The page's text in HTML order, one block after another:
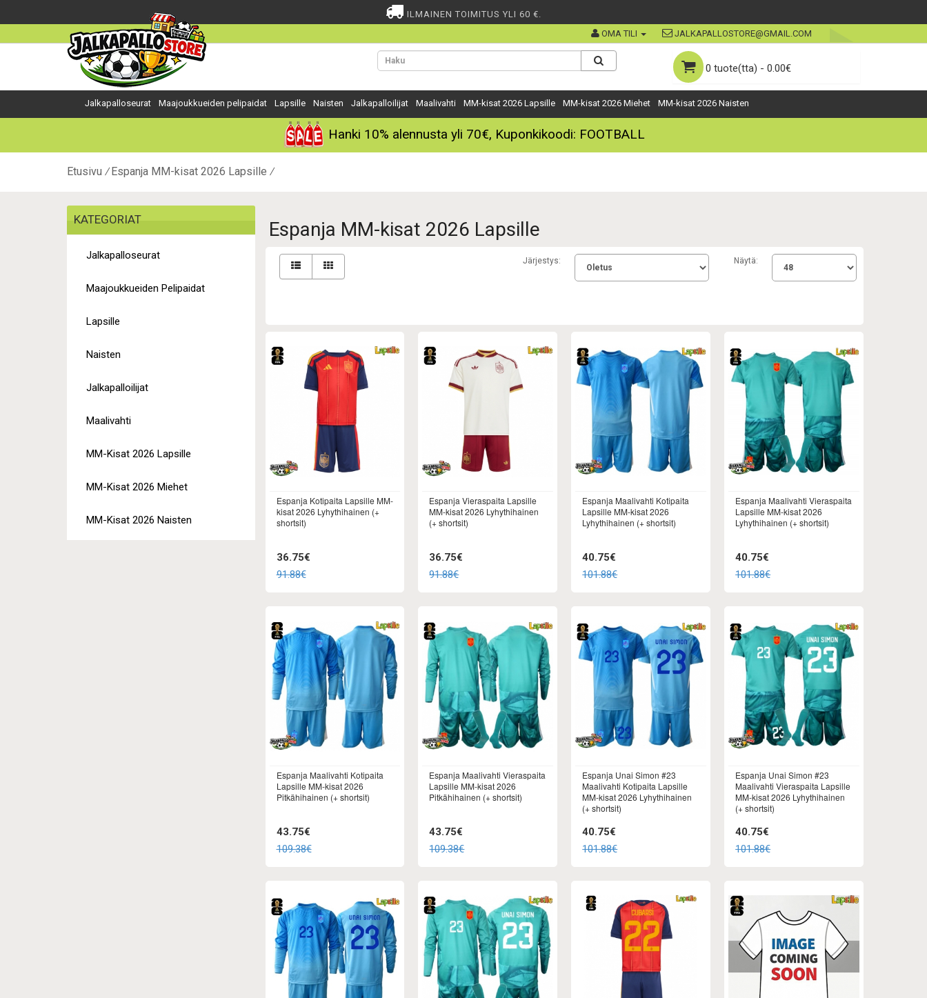
ILMAINEN TOIMITUS YLI 60 €.
OMA TILI
JALKAPALLOSTORE@GMAIL.COM
0 tuote(tta) - 0.00€
Jalkapalloseurat Maajoukkueiden pelipaidat Lapsille Naisten Jalkapalloilijat Maalivahti MM-kisat 2026 Lapsille MM-kisat 2026 Miehet MM-kisat 2026 Naisten
Hanki 10% alennusta yli 70€, Kuponkikoodi: FOOTBALL
Etusivu Espanja MM-kisat 2026 Lapsille
KATEGORIAT
Jalkapalloseurat
Maajoukkueiden Pelipaidat
Lapsille
Naisten
Jalkapalloilijat
Maalivahti
MM-Kisat 2026 Lapsille
MM-Kisat 2026 Miehet
MM-Kisat 2026 Naisten
Espanja MM-kisat 2026 Lapsille
Järjestys: Näytä:
Espanja Kotipaita Lapsille MM-
kisat 2026 Lyhythihainen (+
shortsit)
36.75€
91.88€
Espanja Vieraspaita Lapsille
MM-kisat 2026 Lyhythihainen
(+ shortsit)
36.75€
91.88€
Espanja Maalivahti Kotipaita
Lapsille MM-kisat 2026
Lyhythihainen (+ shortsit)
40.75€
101.88€
Espanja Maalivahti Vieraspaita
Lapsille MM-kisat 2026
Lyhythihainen (+ shortsit)
40.75€
101.88€
Espanja Maalivahti Kotipaita
Lapsille MM-kisat 2026
Pitkähihainen (+ shortsit)
43.75€
109.38€
Espanja Maalivahti Vieraspaita
Lapsille MM-kisat 2026
Pitkähihainen (+ shortsit)
43.75€
109.38€
Espanja Unai Simon #23
Maalivahti Kotipaita Lapsille
MM-kisat 2026 Lyhythihainen
(+ shortsit)
40.75€
101.88€
Espanja Unai Simon #23
Maalivahti Vieraspaita Lapsille
MM-kisat 2026 Lyhythihainen
(+ shortsit)
40.75€
101.88€